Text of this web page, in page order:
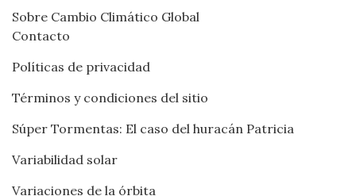
Sobre Cambio Climático Global
Contacto
Políticas de privacidad
Términos y condiciones del sitio
Súper Tormentas: El caso del huracán Patricia
Variabilidad solar
Variaciones de la órbita